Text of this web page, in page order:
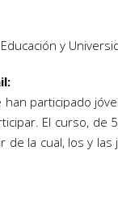
y
:
participado
El curso,
la cual, los y